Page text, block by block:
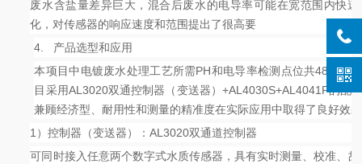
废水含盐量差异巨大，混合后废水的电导率可能在宽范围内快速
化，对传感器的响应速度和范围提出了很高要
4.
产品选型和应用
本项目中电镀废水处理工艺所需PH和电导率检测点位共48个，
目采用AL3020双通控制器（变送器）+AL4030S+AL4041P的配
兼顾经济型、耐用性和测量的精准度在实际应用中取得了良好效果
1）控制器（变送器）：AL3020双通道控制器
可同时接入任意两个数字式水质传感器，具有实时测量、校准、故